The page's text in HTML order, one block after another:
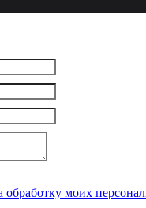
обработку моих